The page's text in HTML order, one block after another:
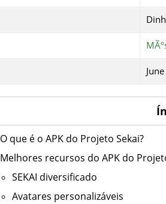
O que é o APK do Projeto Sekai?
Melhores recursos do APK do
SEKAI diversificado
Avatares personalizáveis